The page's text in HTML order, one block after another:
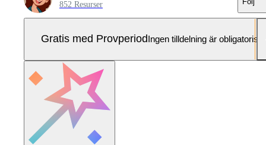
852 Resurser
Gratis med ProvperiodIngen tilldelning är obligatorisk